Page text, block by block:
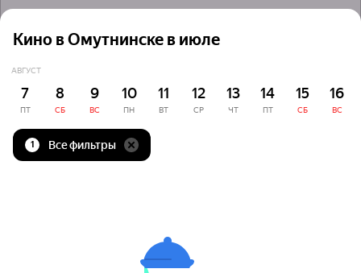
Кино в Омутнинске в июле
АВГУСТ
7
ПТ
8
СБ
9
ВС
10
ПН
11
ВТ
12
СР
13
ЧТ
14
ПТ
15
СБ
16
ВС
1 Все фильтры